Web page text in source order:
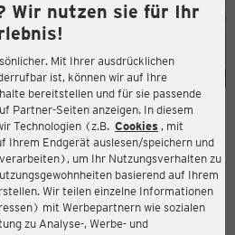
Wir nutzen sie für Ihr
Mit Ihrer ausdrücklichen
ist, können wir auf Ihre
bereitstellen und für sie passende
Partner-Seiten anzeigen. In diesem
Technologien (z.B. Cookies , mit
Ihrem Endgerät auslesen/speichern und
um Ihr Nutzungsverhalten zu
basierend auf Ihrem
Wir teilen einzelne Informationen
mit Werbepartnern wie sozialen
zu Analyse-, Werbe- und
FAMILY FILIALE
23-25
Hachenburg
Bewertung: